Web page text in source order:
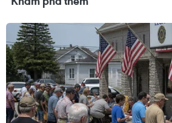
Quang Toàn
17/09/2022 23:19
Đề án phát triển đội tàu vận tải
Việt Nam đến năm 2030 nhằm
vận tải nội địa và từng bước